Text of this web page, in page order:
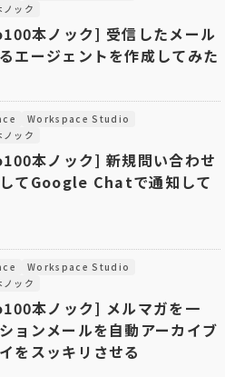
ック
本ノック] 受信したメール
エージェントを作成してみた
Workspace Studio
ック
本ノック] 新規問い合わせ
てGoogle Chatで通知して
Workspace Studio
ック
本ノック] メルマガを一
ョンメールを自動アーカイブ
をスッキリさせる